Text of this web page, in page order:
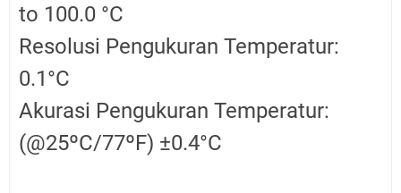
to 100.0 °C
Resolusi Pengukuran Temperatur:
0.1°C
Akurasi Pengukuran Temperatur:
(@25ºC/77ºF) ±0.4°C